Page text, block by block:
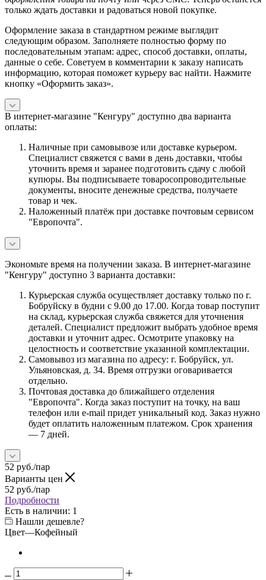
только ждать доставки и радоваться новой покупке.
Оформление заказа в стандартном режиме выглядит
следующим образом. Заполняете полностью форму по
последовательным этапам: адрес, способ доставки, оплаты,
данные о себе. Советуем в комментарии к заказу написать
информацию, которая поможет курьеру вас найти. Нажмите
кнопку «Оформить заказ».
В интернет-магазине "Кенгуру" доступно два варианта
оплаты:
Наличные при самовывозе или доставке курьером.
Специалист свяжется с вами в день доставки, чтобы
уточнить время и заранее подготовить сдачу с любой
купюры. Вы подписываете товаросопроводительные
документы, вносите денежные средства, получаете
товар и чек.
Наложенный платёж при доставке почтовым сервисом
"Европочта".
Экономьте время на получении заказа. В интернет-магазине
"Кенгуру" доступно 3 варианта доставки:
Курьерская служба осуществляет доставку только по г.
Бобруйску в будни с 9.00 до 17.00. Когда товар поступит
на склад, курьерская служба свяжется для уточнения
деталей. Специалист предложит выбрать удобное время
доставки и уточнит адрес. Осмотрите упаковку на
целостность и соответствие указанной комплектации.
Самовывоз из магазина по адресу: г. Бобруйск, ул.
Ульяновская, д. 34. Время отгрузки оговаривается
отдельно.
Почтовая доставка до ближайшего отделения
"Европочта". Когда заказ поступит на точку, на ваш
телефон или e-mail придет уникальный код. Заказ нужно
будет оплатить наложенным платежом. Срок хранения
— 7 дней.
52 руб./пар
Варианты цен
52 руб./пар
Подробности
Есть в наличии: 1
Нашли дешевле?
Цвет—Кофейный